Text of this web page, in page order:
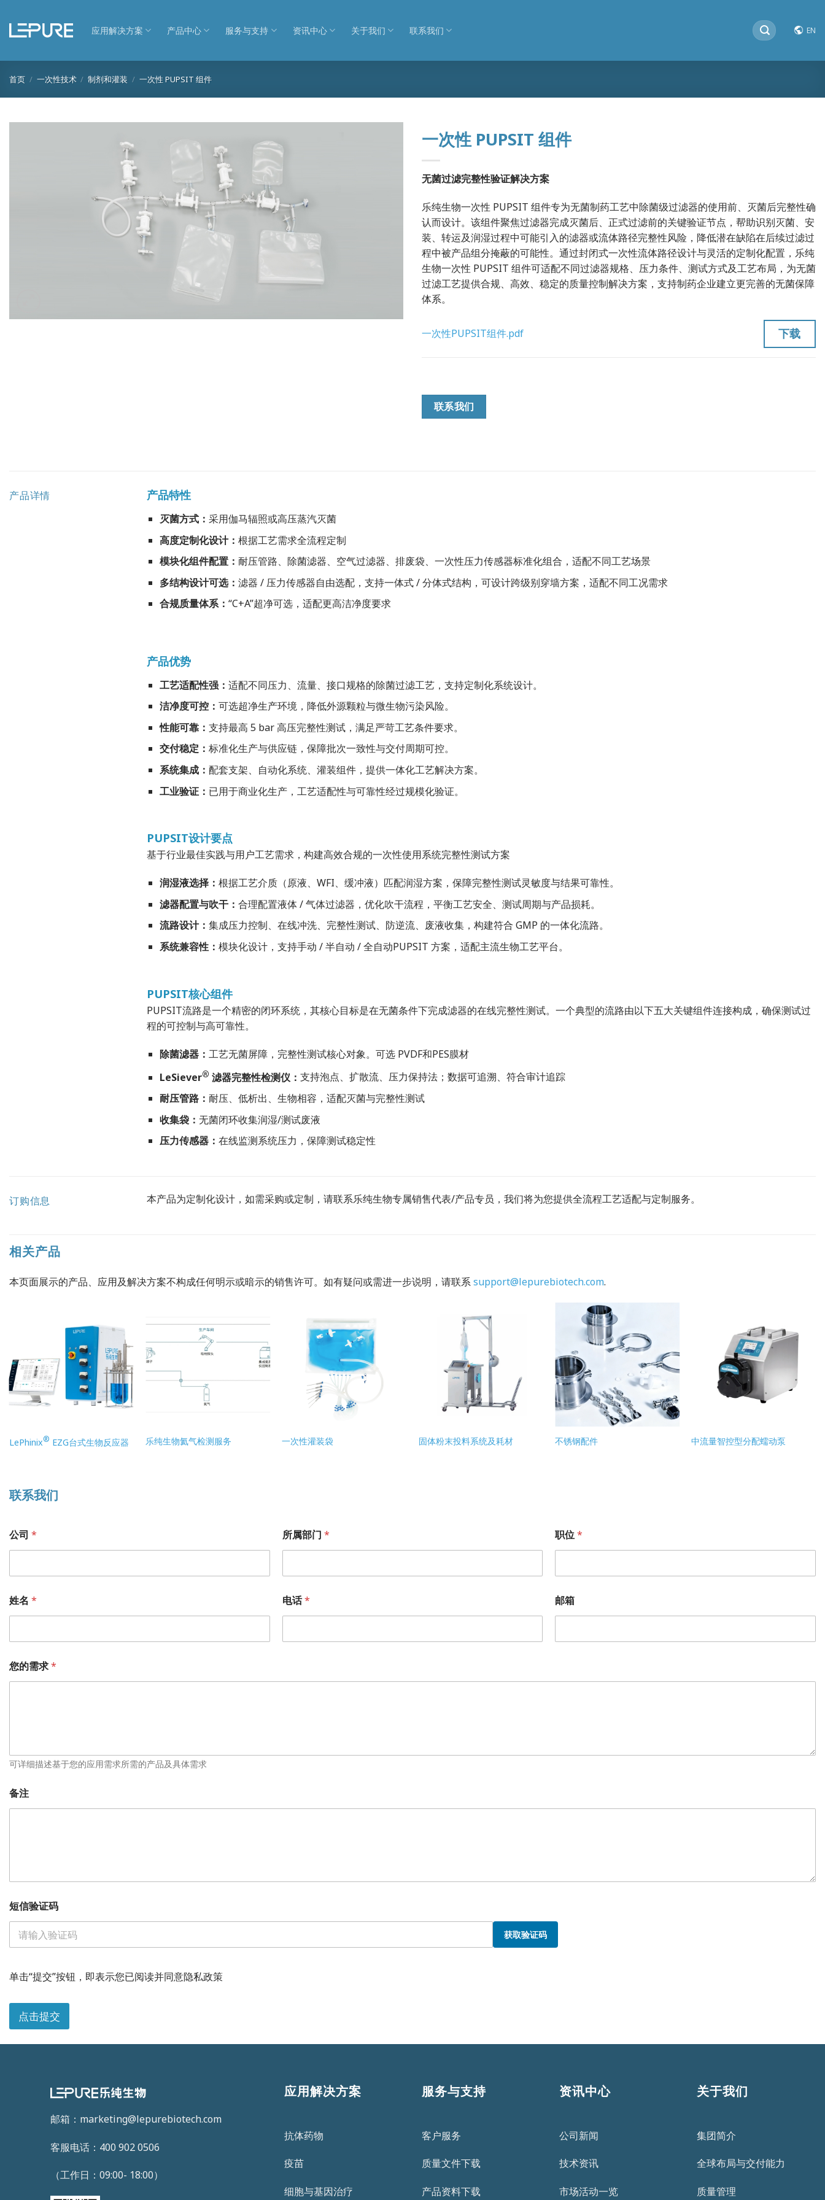
应用解决方案 产品中心 服务与支持 资讯中心 关于我们 联系我们
搜
索：
EN
首页 / 一次性技术 / 制剂和灌装 / 一次性 PUPSIT 组件
一次性 PUPSIT 组件
无菌过滤完整性验证解决方案
乐纯生物一次性 PUPSIT 组件专为无菌制药工艺中除菌级过滤器的使用前、灭菌后完整性确
认而设计。该组件聚焦过滤器完成灭菌后、正式过滤前的关键验证节点，帮助识别灭菌、安
装、转运及润湿过程中可能引入的滤器或流体路径完整性风险，降低潜在缺陷在后续过滤过
程中被产品组分掩蔽的可能性。通过封闭式一次性流体路径设计与灵活的定制化配置，乐纯
生物一次性 PUPSIT 组件可适配不同过滤器规格、压力条件、测试方式及工艺布局，为无菌
过滤工艺提供合规、高效、稳定的质量控制解决方案，支持制药企业建立更完善的无菌保障
体系。
一次性PUPSIT组件.pdf 下载
联系我们
产品详情 产品特性
灭菌方式： 采用伽马辐照或高压蒸汽灭菌
高度定制化设计： 根据工艺需求全流程定制
模块化组件配置： 耐压管路、除菌滤器、空气过滤器、排废袋、一次性压力传感器标准化组合，适配不同工艺场景
多结构设计可选： 滤器 / 压力传感器自由选配，支持一体式 / 分体式结构，可设计跨级别穿墙方案，适配不同工况需求
合规质量体系： “C+A”超净可选，适配更高洁净度要求
产品优势
工艺适配性强： 适配不同压力、流量、接口规格的除菌过滤工艺，支持定制化系统设计。
洁净度可控： 可选超净生产环境，降低外源颗粒与微生物污染风险。
性能可靠： 支持最高 5 bar 高压完整性测试，满足严苛工艺条件要求。
交付稳定： 标准化生产与供应链，保障批次一致性与交付周期可控。
系统集成： 配套支架、自动化系统、灌装组件，提供一体化工艺解决方案。
工业验证： 已用于商业化生产，工艺适配性与可靠性经过规模化验证。
PUPSIT设计要点
基于行业最佳实践与用户工艺需求，构建高效合规的一次性使用系统完整性测试方案
润湿液选择： 根据工艺介质（原液、WFI、缓冲液）匹配润湿方案，保障完整性测试灵敏度与结果可靠性。
滤器配置与吹干： 合理配置液体 / 气体过滤器，优化吹干流程，平衡工艺安全、测试周期与产品损耗。
流路设计： 集成压力控制、在线冲洗、完整性测试、防逆流、废液收集，构建符合 GMP 的一体化流路。
系统兼容性： 模块化设计，支持手动 / 半自动 / 全自动PUPSIT 方案，适配主流生物工艺平台。
PUPSIT核心组件
PUPSIT流路是一个精密的闭环系统，其核心目标是在无菌条件下完成滤器的在线完整性测试。一个典型的流路由以下五大关键组件连接构成，确保测试过
程的可控制与高可靠性。
除菌滤器： 工艺无菌屏障，完整性测试核心对象。可选 PVDF和PES膜材
LeSiever® 滤器完整性检测仪： 支持泡点、扩散流、压力保持法；数据可追溯、符合审计追踪
耐压管路： 耐压、低析出、生物相容，适配灭菌与完整性测试
收集袋： 无菌闭环收集润湿/测试废液
压力传感器： 在线监测系统压力，保障测试稳定性
订购信息 本产品为定制化设计，如需采购或定制，请联系乐纯生物专属销售代表/产品专员，我们将为您提供全流程工艺适配与定制服务。
相关产品
本页面展示的产品、应用及解决方案不构成任何明示或暗示的销售许可。如有疑问或需进一步说明，请联系support@lepurebiotech.com.
LePhinix® EZG台式生物反应器 乐纯生物氦气检测服务 一次性灌装袋 固体粉末投料系统及耗材 不锈钢配件 中流量智控型分配蠕动泵
联系我们
公司 * 所属部门 * 职位*
姓名 * 电话* 邮箱
您的需求*
可详细描述基于您的应用需求所需的产品及具体需求
备注
短信验证码
获取验证码
信
验
职
位
单击“提交”按钮，即表示您已阅读并同意隐私政策
点击提交
邮箱：marketing@lepurebiotech.com
客服电话：400 902 0506
（工作日：09:00- 18:00）
应用解决方案
抗体药物
疫苗
细胞与基因治疗
服务与支持
客户服务
质量文件下载
产品资料下载
资讯中心
公司新闻
技术资讯
市场活动一览
关于我们
集团简介
全球布局与交付能力
质量管理